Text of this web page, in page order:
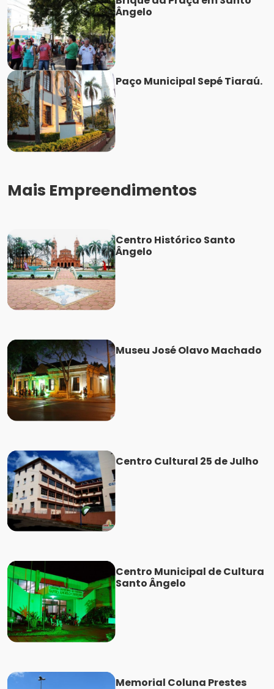
Ângelo
Paço Municipal Sepé Tiaraú.
Mais Empreendimentos
Centro Histórico Santo
Ângelo
Museu José Olavo Machado
Centro Cultural 25 de Julho
Centro Municipal de Cultura
Santo Ângelo
Memorial Coluna Prestes